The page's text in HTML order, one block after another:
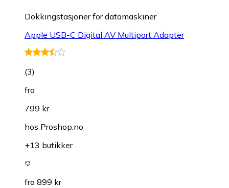
Dokkingstasjoner for datamaskiner
Apple USB-C Digital AV Multiport Adapter
(3)
fra
799 kr
hos Proshop.no
+13 butikker
fra 899 kr